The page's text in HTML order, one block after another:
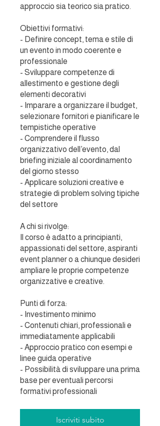
approccio sia teorico sia pratico.
Obiettivi formativi:
- Definire concept, tema e stile di
un evento in modo coerente e
professionale
- Sviluppare competenze di
allestimento e gestione degli
elementi decorativi
- Imparare a organizzare il budget,
selezionare fornitori e pianificare le
tempistiche operative
- Comprendere il flusso
organizzativo dell’evento, dal
briefing iniziale al coordinamento
del giorno stesso
- Applicare soluzioni creative e
strategie di problem solving tipiche
del settore
A chi si rivolge:
Il corso è adatto a principianti,
appassionati del settore, aspiranti
event planner o a chiunque desideri
ampliare le proprie competenze
organizzative e creative.
Punti di forza:
- Investimento minimo
- Contenuti chiari, professionali e
immediatamente applicabili
- Approccio pratico con esempi e
linee guida operative
- Possibilità di sviluppare una prima
base per eventuali percorsi
formativi professionali
Iscriviti subito